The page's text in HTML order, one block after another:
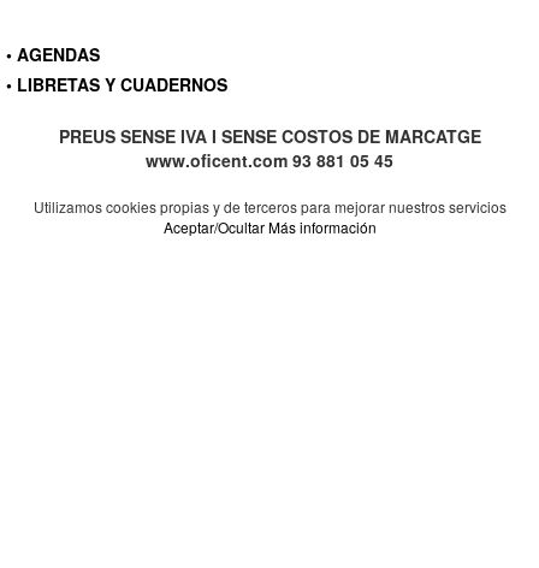
• AGENDAS
• LIBRETAS Y CUADERNOS
PREUS SENSE IVA I SENSE COSTOS DE MARCATGE
www.oficent.com 93 881 05 45
Utilizamos cookies propias y de terceros para mejorar nuestros servicios
Aceptar/Ocultar Más información